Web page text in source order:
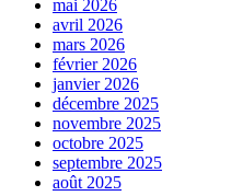
mai 2026
avril 2026
mars 2026
février 2026
janvier 2026
décembre 2025
novembre 2025
octobre 2025
septembre 2025
août 2025